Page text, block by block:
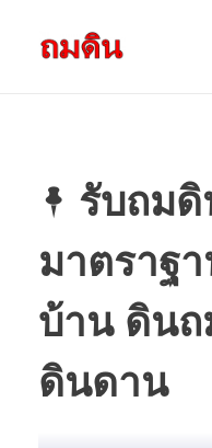
ผลงานถมดิน
ข้อมูลการถมดิน
ติดต่อเรา
รับถม
มาตราฐ
บ้าน ดิน
ดินดาน